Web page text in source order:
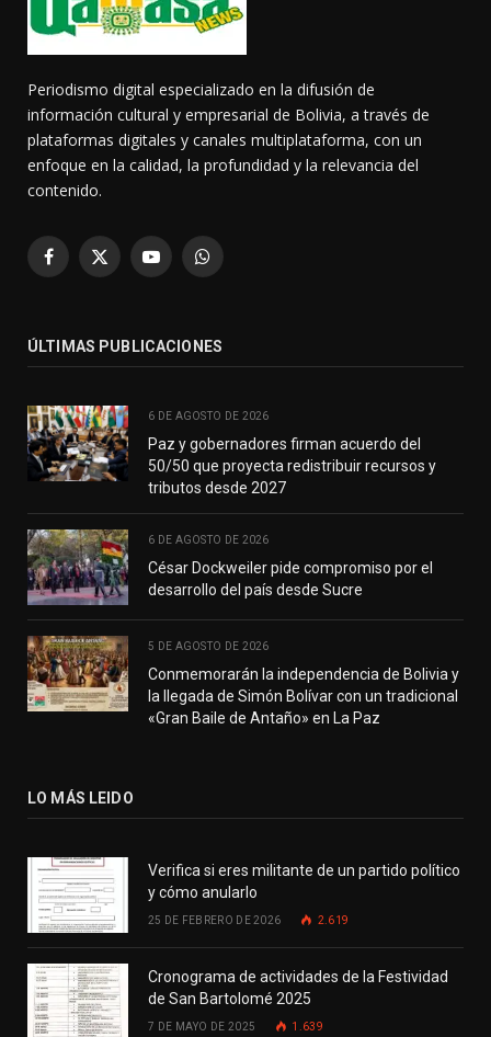
Periodismo digital especializado en la difusión de
información cultural y empresarial de Bolivia, a través de
plataformas digitales y canales multiplataforma, con un
enfoque en la calidad, la profundidad y la relevancia del
contenido.
Facebook
X
YouTubeWhatsApp
ÚLTIMAS PUBLICACIONES
6 DE AGOSTO DE 2026
Paz y gobernadores firman acuerdo del
50/50 que proyecta redistribuir recursos y
tributos desde 2027
6 DE AGOSTO DE 2026
César Dockweiler pide compromiso por el
desarrollo del país desde Sucre
5 DE AGOSTO DE 2026
Conmemorarán la independencia de Bolivia y
la llegada de Simón Bolívar con un tradicional
«Gran Baile de Antaño» en La Paz
LO MÁS LEIDO
Verifica si eres militante de un partido político
y cómo anularlo
25 DE FEBRERO DE 2026 2.619
Cronograma de actividades de la Festividad
de San Bartolomé 2025
7 DE MAYO DE 2025 1.639